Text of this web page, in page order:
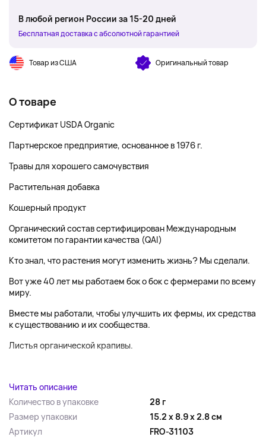
В любой регион России за 15-20 дней
Бесплатная доставка с абсолютной гарантией
Товар из США Оригинальный товар
О товаре
Сертификат USDA Organic
Партнерское предприятие, основанное в 1976 г.
Травы для хорошего самочувствия
Растительная добавка
Кошерный продукт
Органический состав сертифицирован Международным
комитетом по гарантии качества (QAI)
Кто знал, что растения могут изменить жизнь? Мы сделали.
Вот уже 40 лет мы работаем бок о бок с фермерами по всему
миру.
Вместе мы работали, чтобы улучшить их фермы, их средства
к существованию и их сообщества.
Листья органической крапивы.
Читать описание
Количество в упаковке
28 г
Размер упаковки
15.2 x 8.9 x 2.8 см
Артикул
FRO-31103